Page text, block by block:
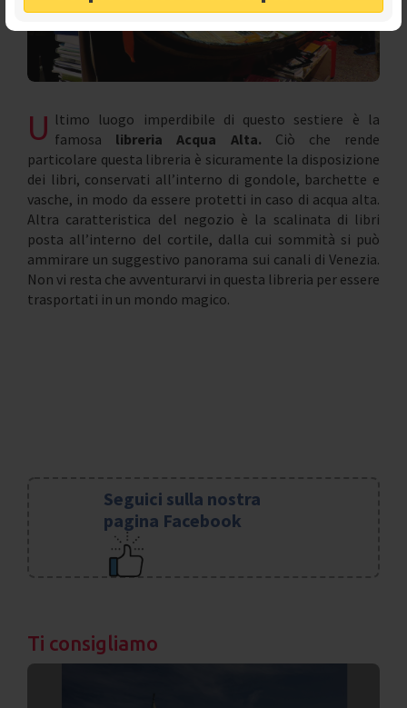
U ltimo luogo imperdibile di questo sestiere è la
famosa libreria Acqua Alta. Ciò che rende
particolare questa libreria è sicuramente la disposizione
dei libri, conservati all’interno di gondole, barchette e
vasche, in modo da essere protetti in caso di acqua alta.
Altra caratteristica del negozio è la scalinata di libri
posta all’interno del cortile, dalla cui sommità si può
ammirare un suggestivo panorama sui canali di Venezia.
Non vi resta che avventurarvi in questa libreria per essere
trasportati in un mondo magico.
Seguici sulla nostra
pagina Facebook
Ti consigliamo